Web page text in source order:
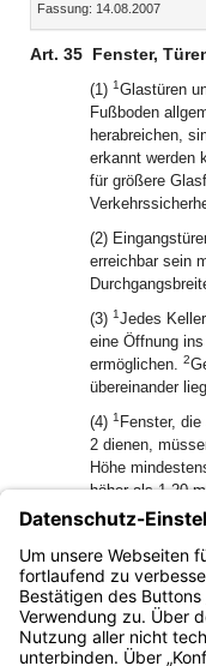
Fassung: 14.08.2007
Art. 35 Fenster,
(1) 1Glastüren
Fußboden
herabreichen,
erkannt werden
für größere
(2)
erreichbar sein
(3) 1Jedes
eine Öffnung
ermöglichen. 2
übereinander
(4) 1 Fenster,
2 dienen,
Höhe
höher als 1,20
sein.
Liegen
liegender
nicht mehr als
Bayern.de